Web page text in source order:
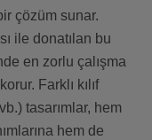
çözüm sunar.
ile donatılan bu
en zorlu çalışma
Farklı kılıf
tasarımlar, hem
hem de